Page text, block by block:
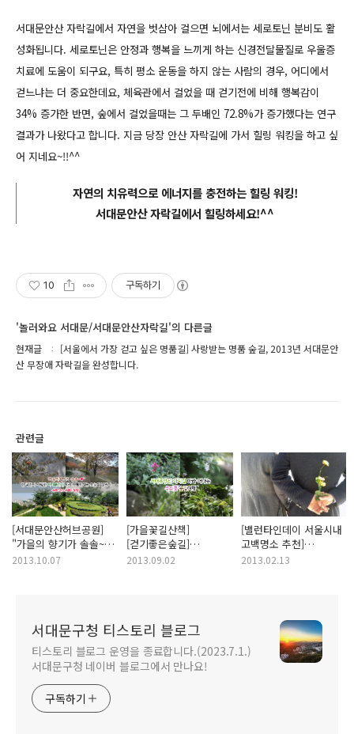
서대문안산 자락길에서 자연을 벗삼아 걸으면 뇌에서는 세로토닌 분비도 활
성화됩니다. 세로토닌은 안정과 행복을 느끼게 하는 신경전달물질로 우울증
치료에 도움이 되구요, 특히 평소 운동을 하지 않는 사람의 경우, 어디에서
걷느냐는 더 중요한데요, 체육관에서 걸었을 때 걷기전에 비해 행복감이
34% 증가한 반면, 숲에서 걸었을때는 그 두배인 72.8%가 증가했다는 연구
결과가 나왔다고 합니다. 지금 당장 안산 자락길에 가서 힐링 워킹을 하고 싶
어 지네요~!!^^
자연의 치유력으로 에너지를 충전하는 힐링 워킹!
서대문안산 자락길에서 힐링하세요!^^
10 구독하기
'놀러와요 서대문/서대문안산자락길'의 다른글
현재글
[서울에서 가장 걷고 싶은 명품길] 사랑받는 명품 숲길, 2013년 서대문안
산 무장애 자락길을 완성합니다.
관련글
[서대문안산허브공원]
"가을의 향기가 솔솔~"
전 국민이 사랑한
2013.10.07
[가을꽃길산책]
[걷기좋은숲길]
서대문안산 자락길 따라
2013.09.02
[밸런타인데이 서울시내
고백명소 추천]
밸런타인데이 프로포즈
2013.02.13
서대문구청 티스토리 블로그
티스토리 블로그 운영을 종료합니다.(2023.7.1.)
서대문구청 네이버 블로그에서 만나요!
구독하기